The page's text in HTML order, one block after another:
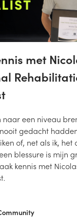
met
naar een niveau
gedacht
of, net als ik, het
blessure is mijn
kennis met